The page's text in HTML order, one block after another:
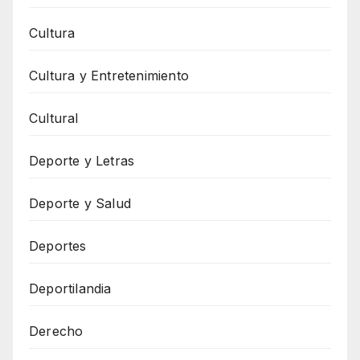
Cultura
Cultura y Entretenimiento
Cultural
Deporte y Letras
Deporte y Salud
Deportes
Deportilandia
Derecho